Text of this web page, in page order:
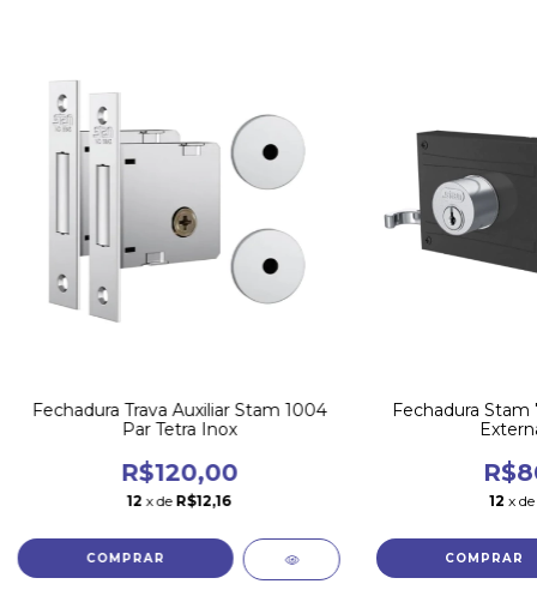
Fechadura Trava Auxiliar Stam 1004
Par Tetra Inox
R$120,00
12 x de R$12,16
Fechadura
12 x de